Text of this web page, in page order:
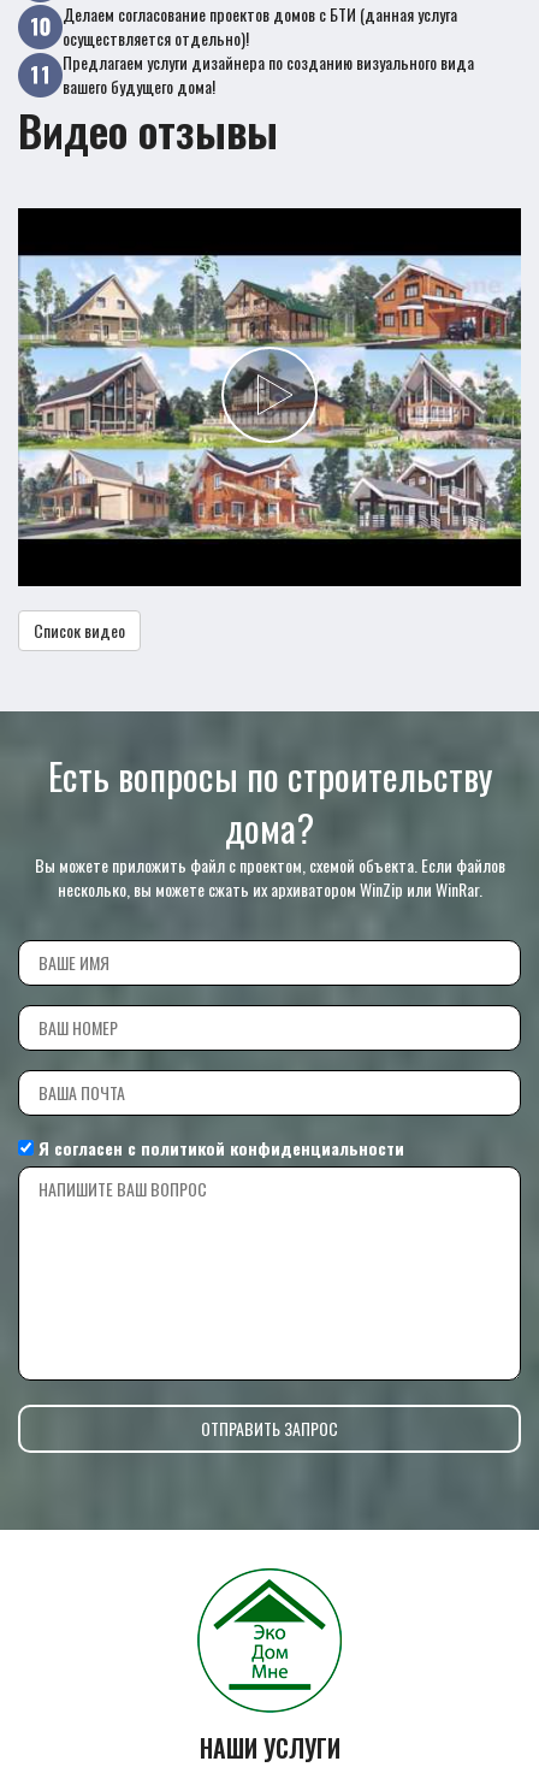
Делаем согласование проектов домов с БТИ (данная услуга
осуществляется отдельно)!
Предлагаем услуги дизайнера по созданию визуального вида
вашего будущего дома!
Видео отзывы
Список видео
Есть вопросы по строительству
дома?
Вы можете приложить файл с проектом, схемой объекта. Если файлов
несколько, вы можете сжать их архиватором WinZip или WinRar.
Я согласен с политикой конфиденциальности
НАШИ УСЛУГИ